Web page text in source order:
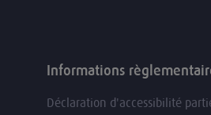
Informations
Déclaration d'accessibilité